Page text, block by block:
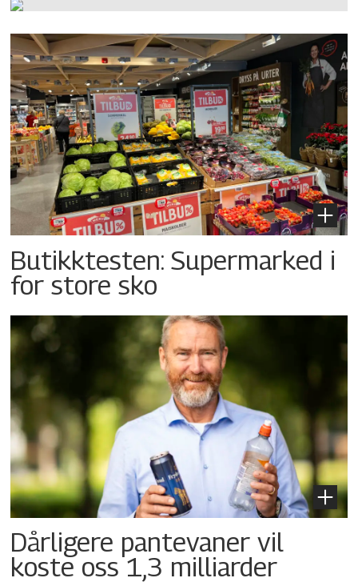
Butikktesten: Supermarked i
for store sko
Dårligere pantevaner vil
koste oss 1,3 milliarder